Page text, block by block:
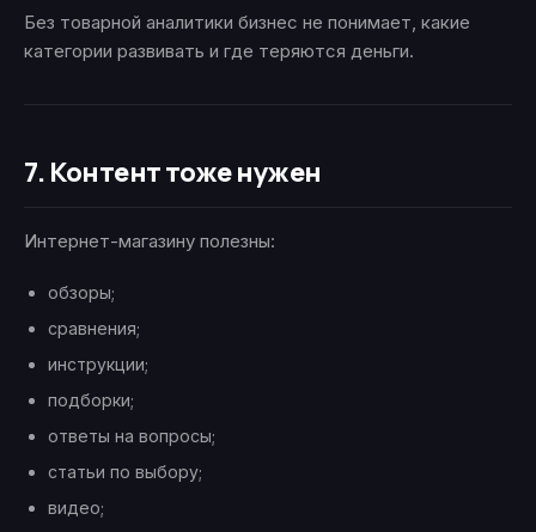
Без товарной аналитики бизнес не понимает, какие
категории развивать и где теряются деньги.
7. Контент тоже нужен
Интернет-магазину полезны:
обзоры;
сравнения;
инструкции;
подборки;
ответы на вопросы;
статьи по выбору;
видео;